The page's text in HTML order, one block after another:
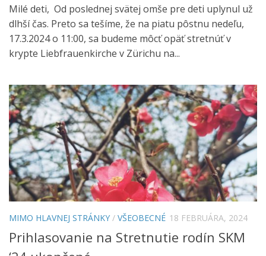
Milé deti, Od poslednej svätej omše pre deti uplynul už
dlhší čas. Preto sa tešíme, že na piatu pôstnu nedeľu,
17.3.2024 o 11:00, sa budeme môcť opäť stretnúť v
krypte Liebfrauenkirche v Zürichu na...
MIMO HLAVNEJ STRÁNKY / VŠEOBECNÉ 18 FEBRUÁRA, 2024
Prihlasovanie na Stretnutie rodín SKM